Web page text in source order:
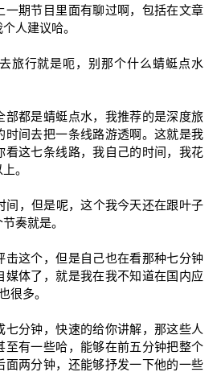
一期节目里面有聊过啊，包括在文章
人建议哈。
旅行就是呃，别那个什么蜻蜓点水
部都是蜻蜓点水，我推荐的是深度旅
时间去把一条线路游透啊。这就是我
看这七条线路，我自己的时间，我花
。
间，但是呢，这个我今天还在跟叶子
奏就是。
击这个，但是自己也在看那种七分钟
媒体了，就是我在我不知道在国内应
很多。
七分钟，快速的给你讲解，那这些人
至有一些哈，能够在前五分钟把整个
面两分钟，还能够抒发一下他的一些